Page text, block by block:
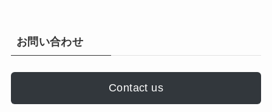
お問い合わせ
Contact us